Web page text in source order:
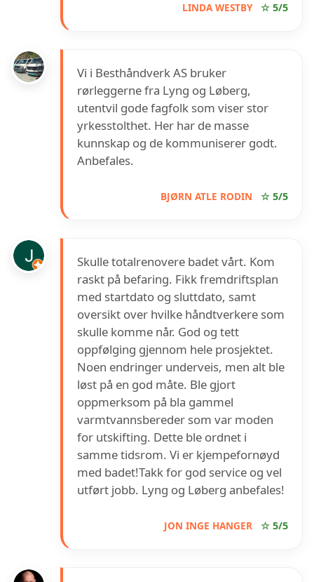
LINDA WESTBY ☆ 5/5
Vi i Besthåndverk AS bruker
rørleggerne fra Lyng og Løberg,
utentvil gode fagfolk som viser stor
yrkesstolthet. Her har de masse
kunnskap og de kommuniserer godt.
Anbefales.
BJØRN ATLE RODIN ☆ 5/5
Skulle totalrenovere badet vårt. Kom
raskt på befaring. Fikk fremdriftsplan
med startdato og sluttdato, samt
oversikt over hvilke håndtverkere som
skulle komme når. God og tett
oppfølging gjennom hele prosjektet.
Noen endringer underveis, men alt ble
løst på en god måte. Ble gjort
oppmerksom på bla gammel
varmtvannsbereder som var moden
for utskifting. Dette ble ordnet i
samme tidsrom. Vi er kjempefornøyd
med badet!Takk for god service og vel
utført jobb. Lyng og Løberg anbefales!
JON INGE HANGER ☆ 5/5